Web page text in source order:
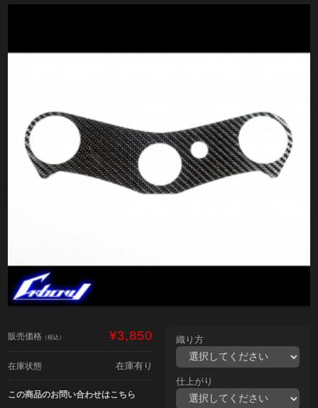
販売価格 （税込） ¥3,850
在庫状態 在庫有り
この商品のお問い合わせはこちら
織り方
仕上がり